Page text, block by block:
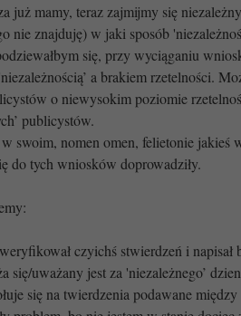
już mamy, teraz zajmijmy się
nie znajduję) w jaki sposób
się, przy wyciąganiu
a brakiem rzetelności.
o niewysokim poziomie
publicystów.
swoim, nomen omen, felietonie jakieś
do tych wniosków doprowadziły.
czyichś stwierdzeń i
się/uważany jest za 'niezależnego’
się na twierdzenia podawane